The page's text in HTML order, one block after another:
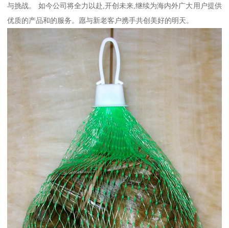
与挑战。 如今公司将全力以赴,开创未来,继续为海内外广大用户提供
优质的产品和的服务。愿与新老客户携手共创美好的明天。